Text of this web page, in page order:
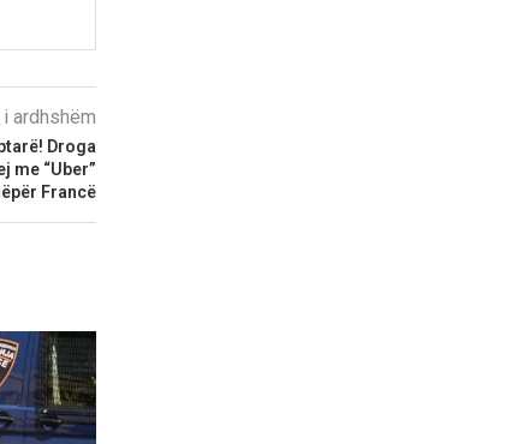
ardhshëm
Droga
me “Uber”
Francë